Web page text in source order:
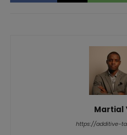
Martial
https://additive-